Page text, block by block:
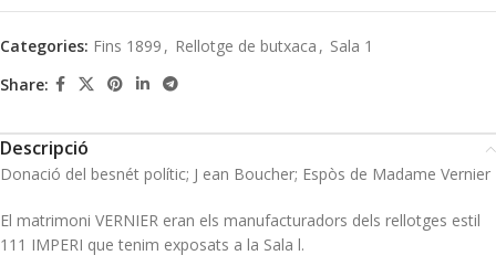
Categories: Fins 1899 , Rellotge de butxaca , Sala 1
Share:
Descripció
Donació del besnét polític; J ean Boucher; Espòs de Madame Vernier
El matrimoni VERNIER eran els manufacturadors dels rellotges estil
111 IMPERI que tenim exposats a la Sala l.